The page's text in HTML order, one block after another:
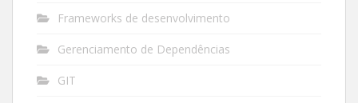
Frameworks de desenvolvimento
Gerenciamento de Dependências
GIT